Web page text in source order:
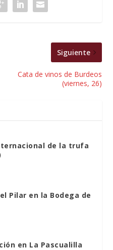
Siguiente
Cata de vinos de Burdeos
(viernes, 26)
de la trufa
Pilar en la Bodega de
en La Pascualilla